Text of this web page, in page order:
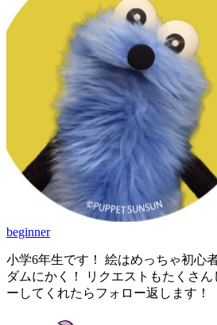
beginner
小学6年生です！ 絵はめっちゃ初心
ダムにかく！ リクエストもたくさ
ーしてくれたらフォロー返します！